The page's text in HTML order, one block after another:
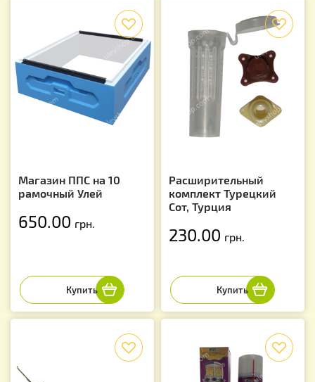
Магазин ППС на 10
рамочный Улей
650.00 грн.
Расширительный
комплект Турецкий
Сот, Турция
230.00 грн.